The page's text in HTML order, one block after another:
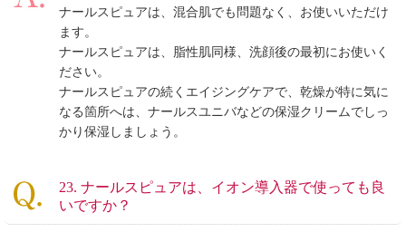
ナールスピュアは、混合肌でも問題なく、お使いいただけ
ます。
ナールスピュアは、脂性肌同様、洗顔後の最初にお使いく
ださい。
ナールスピュアの続くエイジングケアで、乾燥が特に気に
なる箇所へは、ナールスユニバなどの保湿クリームでしっ
かり保湿しましょう。
23. ナールスピュアは、イオン導入器で使っても良
いですか？